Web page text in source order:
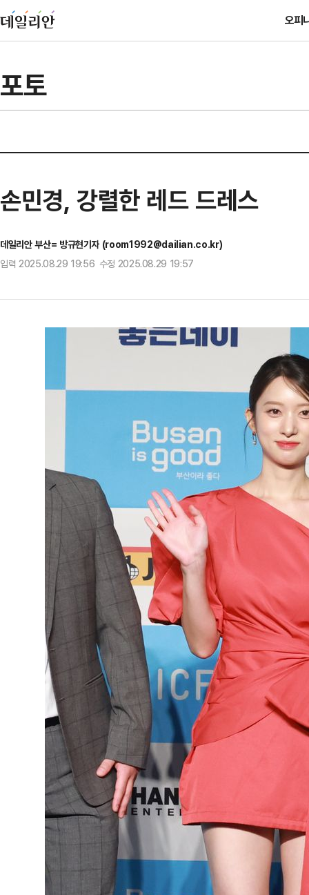
오피
포토
손민경, 강렬한 레드 드레스
데일리안 부산= 방규현기자 (room1992@dailian.co.kr)
입력 2025.08.29 19:56 수정 2025.08.29 19:57